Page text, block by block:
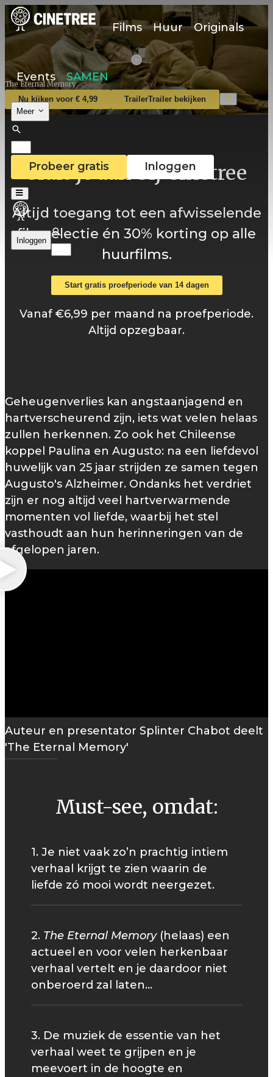
Films Huur Originals
Events SAMEN
Meer
Probeer gratis Inloggen
Inloggen
The Eternal Memory
Nu kijken voor € 4,99 TrailerTrailer bekijken
Sluit je aan bij Cinetree
Altijd toegang tot een afwisselende
filmselectie én 30% korting op alle
huurfilms.
Start gratis proefperiode van 14 dagen
Vanaf €6,99 per maand na proefperiode.
Altijd opzegbaar.
Geheugenverlies kan angstaanjagend en
hartverscheurend zijn, iets wat velen helaas
zullen herkennen. Zo ook het Chileense
koppel Paulina en Augusto: na een liefdevol
huwelijk van 25 jaar strijden ze samen tegen
Augusto's Alzheimer. Ondanks het verdriet
zijn er nog altijd veel hartverwarmende
momenten vol liefde, waarbij het stel
vasthoudt aan hun herinneringen van de
afgelopen jaren.
Auteur en presentator Splinter Chabot deelt
'The Eternal Memory'
Must-see, omdat:
1. Je niet vaak zo’n prachtig intiem
verhaal krijgt te zien waarin de
liefde zó mooi wordt neergezet.
2. The Eternal Memory(helaas) een
actueel en voor velen herkenbaar
verhaal vertelt en je daardoor niet
onberoerd zal laten...
3. De muziek de essentie van het
verhaal weet te grijpen en je
meevoert in de hoogte en